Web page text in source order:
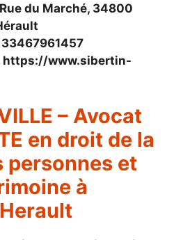
du Marché, 34800
https://www.sibertin-
– Avocat
en droit de la
personnes et
à